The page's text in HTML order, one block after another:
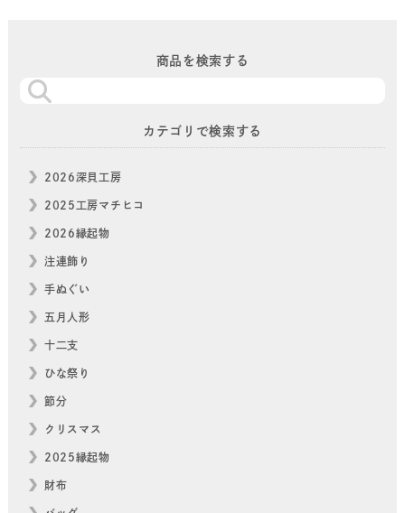
商品を検索する
カテゴリで検索する
2026深貝工房
2025工房マチヒコ
2026縁起物
注連飾り
手ぬぐい
五月人形
十二支
ひな祭り
節分
クリスマス
2025縁起物
財布